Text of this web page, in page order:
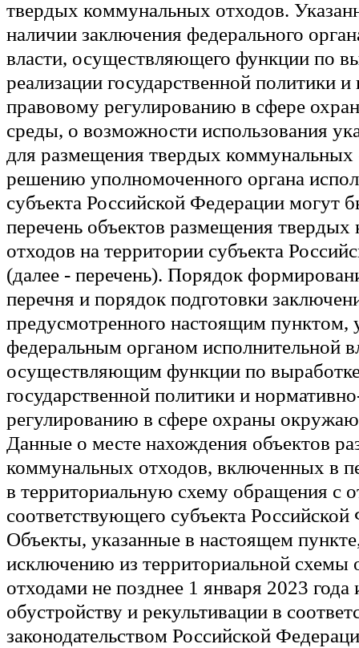
твердых коммунальных отходов.
наличии заключения федерального
власти, осуществляющего функции по
реализации государственной политики
правовому регулированию в сфере
среды, о возможности использования
для размещения твердых коммунальных
решению уполномоченного органа
субъекта Российской Федерации могут
перечень объектов размещения
отходов на территории субъекта
(далее - перечень). Порядок
перечня и порядок подготовки
предусмотренного настоящим пунктом,
федеральным органом исполнительной
осуществляющим функции по
государственной политики и
регулированию в сфере охраны
Данные о месте нахождения объектов
коммунальных отходов, включенных в
в территориальную схему обращения с
соответствующего субъекта
Объекты, указанные в настоящем
исключению из территориальной схемы
отходами не позднее 1 января 2023 года
обустройству и рекультивации в
законодательством Российской